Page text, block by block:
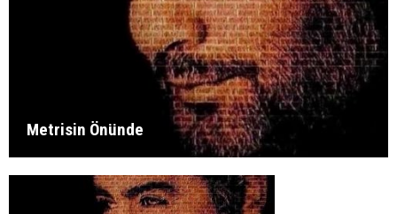
Metrisin Önünde